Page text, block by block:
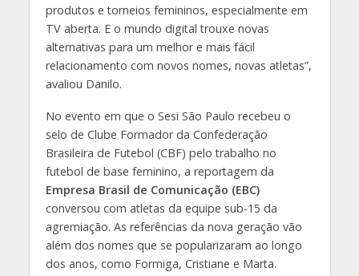
produtos e torneios femininos, especialmente em
TV aberta. E o mundo digital trouxe novas
alternativas para um melhor e mais fácil
relacionamento com novos nomes, novas atletas”,
avaliou Danilo.
No evento em que o Sesi São Paulo recebeu o
selo de Clube Formador da Confederação
Brasileira de Futebol (CBF) pelo trabalho no
futebol de base feminino, a reportagem da
Empresa Brasil de Comunicação (EBC)
conversou com atletas da equipe sub-15 da
agremiação. As referências da nova geração vão
além dos nomes que se popularizaram ao longo
dos anos, como Formiga, Cristiane e Marta.